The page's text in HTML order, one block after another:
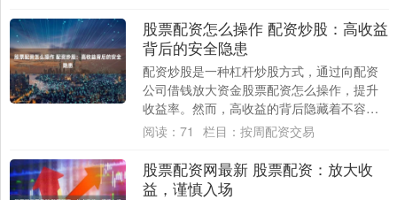
股票配资怎么操作 配资炒股：高收益
背后的安全隐患
配资炒股是一种杠杆炒股方式，通过向配资
公司借钱放大资金股票配资怎么操作，提升
收益率。然而，高收益的背后隐藏着不容忽
视的安全隐患。 网上配资炒股平台是提供杠
阅读： 71 栏目： 按周配资交易
股票配资网最新 股票配资：放大收
益，谨慎入场